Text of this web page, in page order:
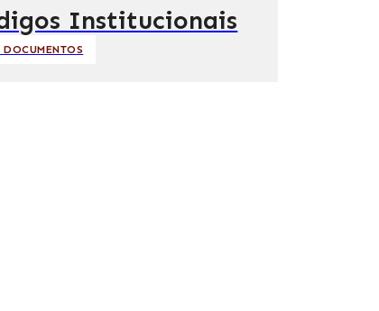
Institucionais
DOCUMENTOS